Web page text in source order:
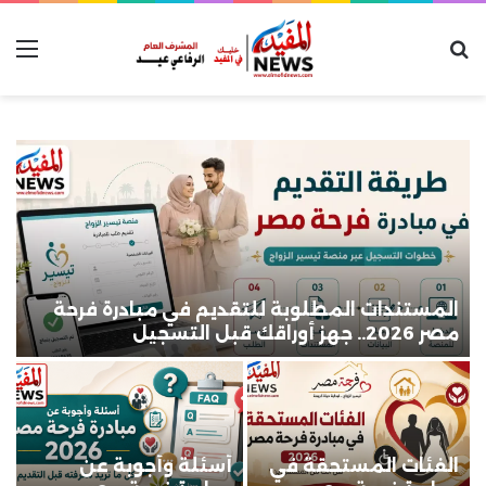
المستندات المطلوبة للتقديم في مبادرة فرحة
مصر 2026.. جهز أوراقك قبل التسجيل
الفئات المستحقة في
أسئلة وأجوبة عن